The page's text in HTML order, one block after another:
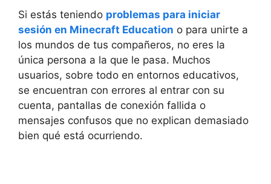
Si estás teniendo problemas para iniciar
sesión en Minecraft Education o para unirte a
los mundos de tus compañeros, no eres la
única persona a la que le pasa. Muchos
usuarios, sobre todo en entornos educativos,
se encuentran con errores al entrar con su
cuenta, pantallas de conexión fallida o
mensajes confusos que no explican demasiado
bien qué está ocurriendo.